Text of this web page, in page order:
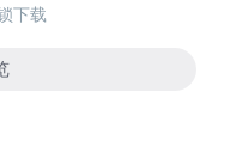
下载